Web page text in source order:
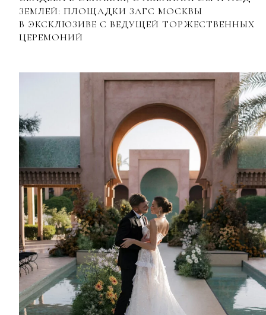
ЗЕМЛЕЙ: ПЛОЩАДКИ ЗАГС МОСКВЫ
В ЭКСКЛЮЗИВЕ С ВЕДУЩЕЙ ТОРЖЕСТВЕННЫХ
ЦЕРЕМОНИЙ